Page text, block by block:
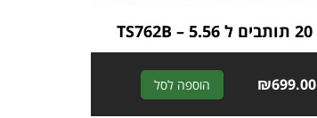
20 תותבים ל 5.56 – TS762B
₪699.00 הוספה לסל